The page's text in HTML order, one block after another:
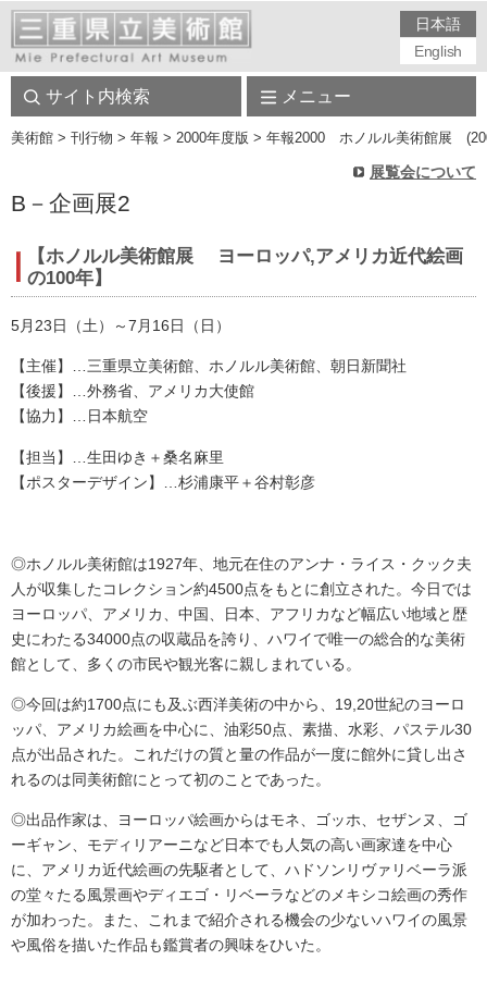
日本語
English
サイト内検索 メニュー
美術館 > 刊行物 > 年報 > 2000年度版 > 年報2000 ホノルル美術館展
展覧会について
B－企画展2
【ホノルル美術館展 ヨーロッパ,アメリカ近代絵画
の100年】
5月23日（土）～7月16日（日）
【主催】…三重県立美術館、ホノルル美術館、朝日新聞社
【後援】…外務省、アメリカ大使館
【協力】…日本航空
【担当】…生田ゆき＋桑名麻里
【ポスターデザイン】…杉浦康平＋谷村彰彦
◎ホノルル美術館は1927年、地元在住のアンナ・ライス・クック夫
人が収集したコレクション約4500点をもとに創立された。今日では
ヨーロッパ、アメリカ、中国、日本、アフリカなど幅広い地域と歴
史にわたる34000点の収蔵品を誇り、ハワイで唯一の総合的な美術
館として、多くの市民や観光客に親しまれている。
◎今回は約1700点にも及ぶ西洋美術の中から、19,20世紀のヨーロ
ッパ、アメリカ絵画を中心に、油彩50点、素描、水彩、パステル30
点が出品された。これだけの質と量の作品が一度に館外に貸し出さ
れるのは同美術館にとって初のことであった。
◎出品作家は、ヨーロッパ絵画からはモネ、ゴッホ、セザンヌ、ゴ
ーギャン、モディリアーニなど日本でも人気の高い画家達を中心
に、アメリカ近代絵画の先駆者として、ハドソンリヴァリベーラ派
の堂々たる風景画やディエゴ・リベーラなどのメキシコ絵画の秀作
が加わった。また、これまで紹介される機会の少ないハワイの風景
や風俗を描いた作品も鑑賞者の興味をひいた。